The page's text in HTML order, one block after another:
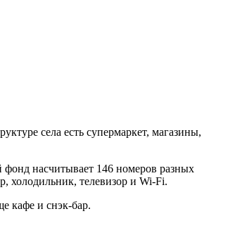
села есть супермаркет, магазины,
насчитывает 146 номеров разных
холодильник, телевизор и Wi-Fi.
кафе и снэк-бар.